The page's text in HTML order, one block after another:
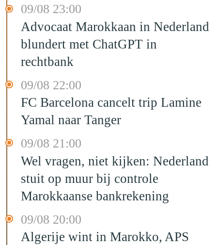
09/08 23:00
Advocaat Marokkaan in Nederland
blundert met ChatGPT in
rechtbank
09/08 22:00
FC Barcelona cancelt trip Lamine
Yamal naar Tanger
09/08 21:00
Wel vragen, niet kijken: Nederland
stuit op muur bij controle
Marokkaanse bankrekening
09/08 20:00
Algerije wint in Marokko, APS